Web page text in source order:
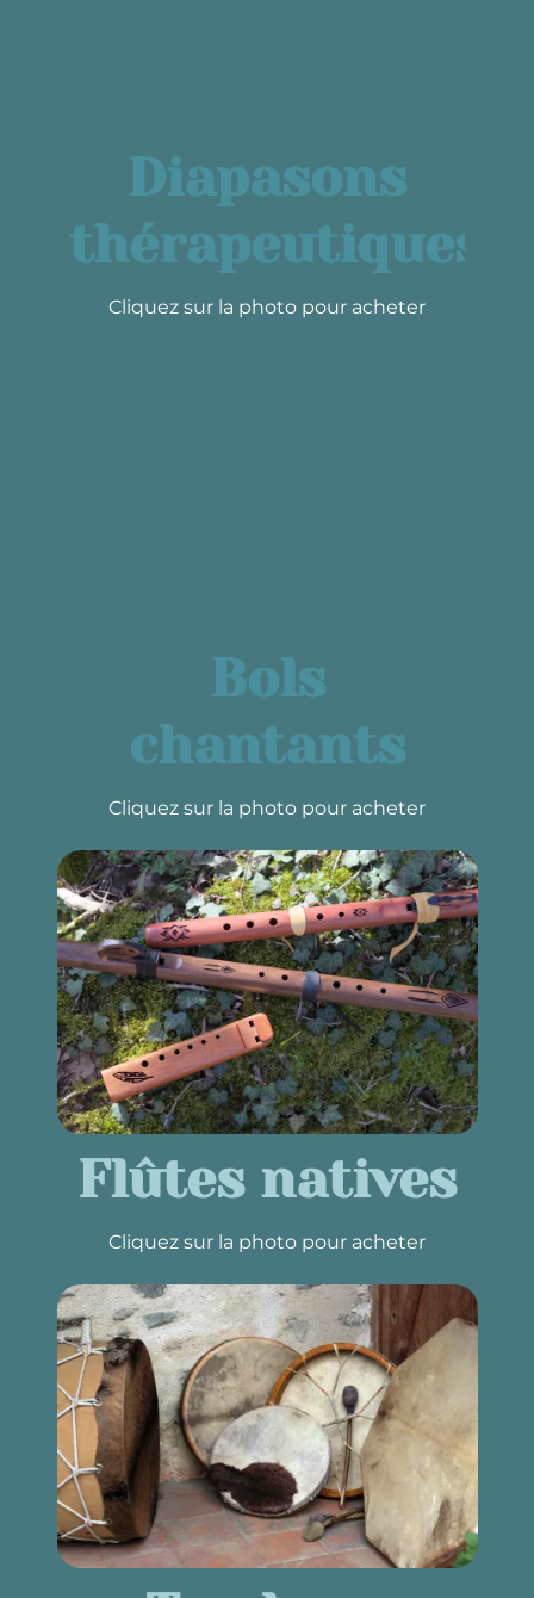
Diapasons
thérapeutiques
Cliquez sur la photo pour acheter
Bols
chantants
Cliquez sur la photo pour acheter
Flûtes natives
Cliquez sur la photo pour acheter